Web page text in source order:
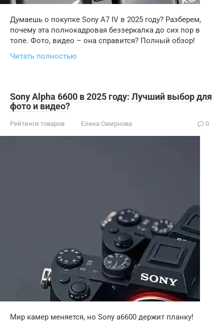
Думаешь о покупке Sony A7 IV в 2025 году? Разберем,
почему эта полнокадровая беззеркалка до сих пор в
топе. Фото, видео – она справится? Полный обзор!
Читать полностью
Sony Alpha 6600 в 2025 году: Лучший выбор для
фото и видео?
Рейтинги товаров Елена Смирнова 0
Мир камер меняется, но Sony a6600 держит планку!